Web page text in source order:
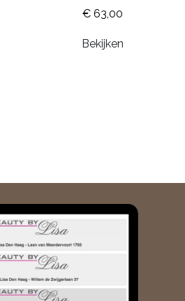
€ 63,00
Bekijken